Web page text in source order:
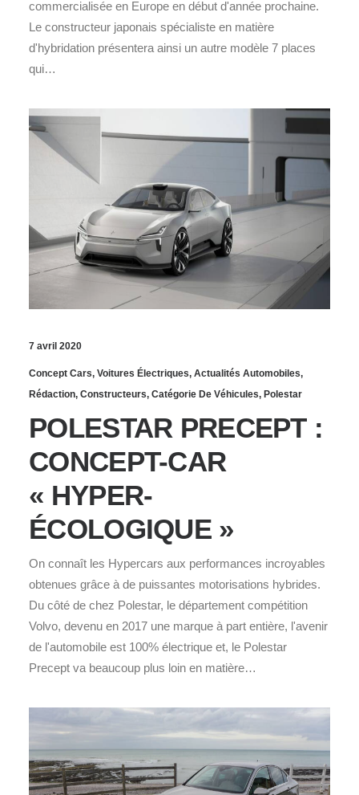
commercialisée en Europe en début d'année prochaine.
Le constructeur japonais spécialiste en matière
d'hybridation présentera ainsi un autre modèle 7 places
qui…
7 avril 2020
Concept Cars, Voitures Électriques, Actualités Automobiles,
Rédaction, Constructeurs, Catégorie De Véhicules, Polestar
POLESTAR PRECEPT :
CONCEPT-CAR
« HYPER-
ÉCOLOGIQUE »
On connaît les Hypercars aux performances incroyables
obtenues grâce à de puissantes motorisations hybrides.
Du côté de chez Polestar, le département compétition
Volvo, devenu en 2017 une marque à part entière, l'avenir
de l'automobile est 100% électrique et, le Polestar
Precept va beaucoup plus loin en matière…